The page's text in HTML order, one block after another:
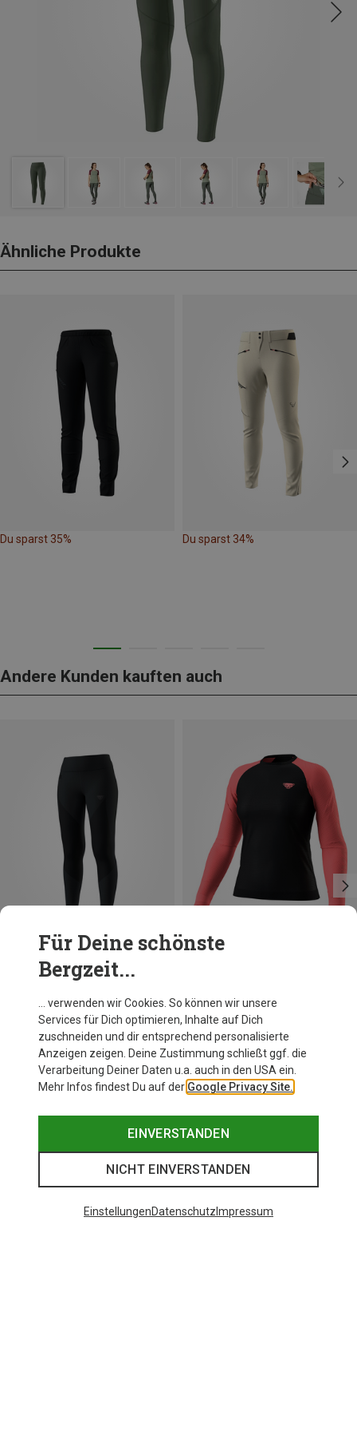
Ähnliche Produkte
Du sparst 35% Du sparst 34%
Andere Kunden kauften auch
Du sparst 34%
Dynafit
Damen Ultra S-Tech Longsleeve
99,95 €
Für Deine schönste
Bergzeit...
… verwenden wir Cookies. So können wir unsere
Services für Dich optimieren, Inhalte auf Dich
zuschneiden und dir entsprechend personalisierte
Anzeigen zeigen. Deine Zustimmung schließt ggf. die
Verarbeitung Deiner Daten u.a. auch in den USA ein.
Mehr Infos findest Du auf der Google Privacy Site.
EINVERSTANDEN
NICHT EINVERSTANDEN
EinstellungenDatenschutz Impressum